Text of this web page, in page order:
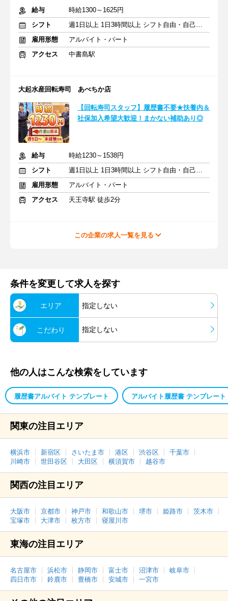
給与
時給1300～1625円
シフト
週1日以上 1日3時間以上 シフト自由・自己申告
雇用形態
アルバイト・パート
アクセス
中書島駅
大起水産回転寿司 あべちか店
【回転寿司スタッフ】履歴書不要★扶養内＆
社保加入希望大歓迎！まかない補助あり◎
給与
時給1230～1538円
シフト
週1日以上 1日3時間以上 シフト自由・自己申告
雇用形態
アルバイト・パート
アクセス
天王寺駅 徒歩2分
この企業の求人一覧を見る
条件を変更して求人を探す
エリア 指定しない
こだわり 指定しない
他の人はこんな検索をしています
履歴書アルバイト テンプレート アルバイト履歴書 テンプレート
関東の注目エリア
横浜市 新宿区 さいたま市 港区 渋谷区
千葉市
川崎市
世田谷区 大田区 横須賀市 越谷市
関西の注目エリア
大阪市 京都市 神戸市 和歌山市 堺市 姫路市
茨木市
宝塚市
大津市 枚方市 寝屋川市
東海の注目エリア
名古屋市 浜松市 静岡市 富士市 沼津市
岐阜市
四日市市
鈴鹿市 豊橋市 安城市 一宮市